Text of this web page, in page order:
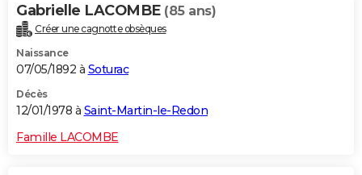
Gabrielle LACOMBE (85 ans)
Créer une cagnotte obsèques
Naissance
07/05/1892 à Soturac
Décès
12/01/1978 à Saint-Martin-le-Redon
Famille LACOMBE